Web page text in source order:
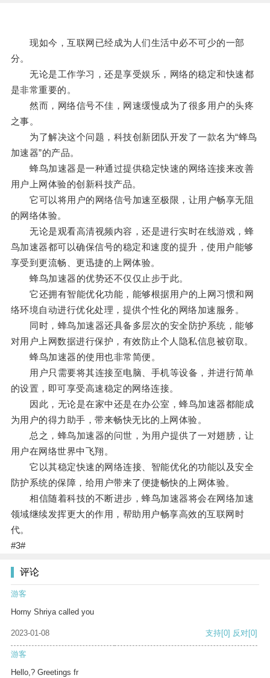
现如今，互联网已经成为人们生活中必不可少的一部
分。
无论是工作学习，还是享受娱乐，网络的稳定和快速都
是非常重要的。
然而，网络信号不佳，网速缓慢成为了很多用户的头疼
之事。
为了解决这个问题，科技创新团队开发了一款名为“蜂鸟
加速器”的产品。
蜂鸟加速器是一种通过提供稳定快速的网络连接来改善
用户上网体验的创新科技产品。
它可以将用户的网络信号加速至极限，让用户畅享无阻
的网络体验。
无论是观看高清视频内容，还是进行实时在线游戏，蜂
鸟加速器都可以确保信号的稳定和速度的提升，使用户能够
享受到更流畅、更迅捷的上网体验。
蜂鸟加速器的优势还不仅仅止步于此。
它还拥有智能优化功能，能够根据用户的上网习惯和网
络环境自动进行优化处理，提供个性化的网络加速服务。
同时，蜂鸟加速器还具备多层次的安全防护系统，能够
对用户上网数据进行保护，有效防止个人隐私信息被窃取。
蜂鸟加速器的使用也非常简便。
用户只需要将其连接至电脑、手机等设备，并进行简单
的设置，即可享受高速稳定的网络连接。
因此，无论是在家中还是在办公室，蜂鸟加速器都能成
为用户的得力助手，带来畅快无比的上网体验。
总之，蜂鸟加速器的问世，为用户提供了一对翅膀，让
用户在网络世界中飞翔。
它以其稳定快速的网络连接、智能优化的功能以及安全
防护系统的保障，给用户带来了便捷畅快的上网体验。
相信随着科技的不断进步，蜂鸟加速器将会在网络加速
领域继续发挥更大的作用，帮助用户畅享高效的互联网时
代。
#3#
评论
游客
Horny Shriya called you
2023-01-08 支持[0] 反对[0]
游客
Hello,? Greetings fr